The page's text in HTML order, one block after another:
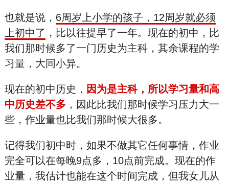
也就是说， 6周岁上小学的孩子，12周岁就必须
上初中了 ，比以往提早了一年。现在的初中，比
我们那时候多了一门历史为主科，其余课程的学
习量，大同小异。
现在的初中历史， 因为是主科，所以学习量和高
中历史差不多 ，因此比我们那时候学习压力大一
些，作业量也比我们那时候大很多。
记得我们初中时，如果不做其它任何事情，作业
完全可以在每晚9点多，10点前完成。现在的作
业量，我估计也能在这个时间完成，但我女儿从